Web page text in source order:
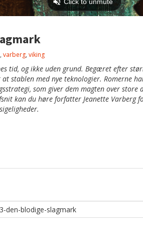
, varberg, viking
tid, og ikke uden grund. Begæret efter
stablen med nye teknologier. Romerne
som giver dem magten over store
kan du høre forfatter Jeanette Varberg